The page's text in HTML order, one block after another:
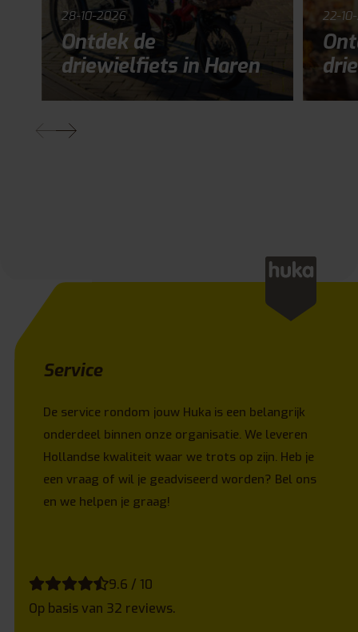
28-10-2026
Ontdek de
driewielfiets in Haren
22-
Service
De service rondom jouw Huka is een belangrijk
onderdeel binnen onze organisatie. We leveren
Hollandse kwaliteit waar we trots op zijn. Heb je
een vraag of wil je geadviseerd worden? Bel ons
en we helpen je graag!
9.6 / 10
Op basis van 32 reviews.